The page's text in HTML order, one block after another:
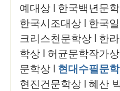
예대상 l 한국백년문
한국시조대상 l 한국
크리스천문학상 l 한
학상 l 허균문학작가상
문학상 l 현대수필문
현진건문학상 l 혜산